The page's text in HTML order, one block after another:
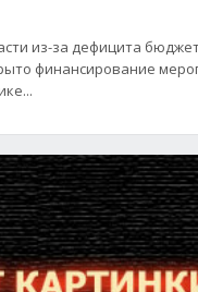
из-за дефицита
финансирование